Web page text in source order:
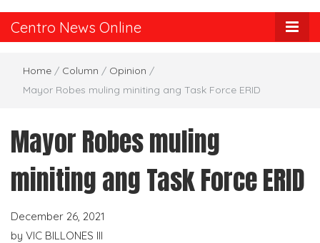
Centro News Online
Home / Column / Opinion /
Mayor Robes muling miniting ang Task Force ERID
Mayor Robes muling
miniting ang Task Force ERID
December 26, 2021
by VIC BILLONES III